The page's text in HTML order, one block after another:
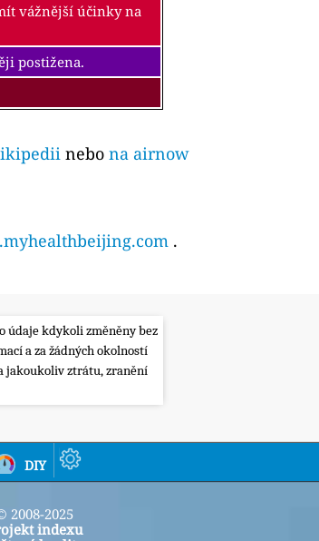
vážnější účinky na
postižena.
nebo na airnow
.
údaje kdykoli změněny bez
a za žádných okolností
jakoukoliv ztrátu, zranění
diy
2008-2025
indexu